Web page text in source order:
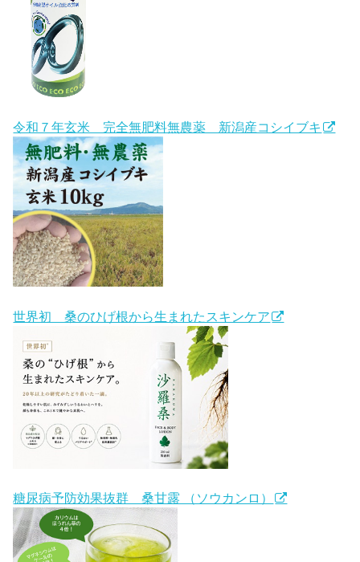
令和７年玄米 完全無肥料無農薬 新潟産コシイブキ
世界初 桑のひげ根から生まれたスキンケア
糖尿病予防効果抜群 桑甘露 （ソウカンロ）